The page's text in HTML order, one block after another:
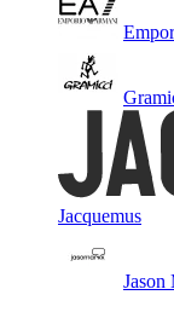
Jacquemus
Jason